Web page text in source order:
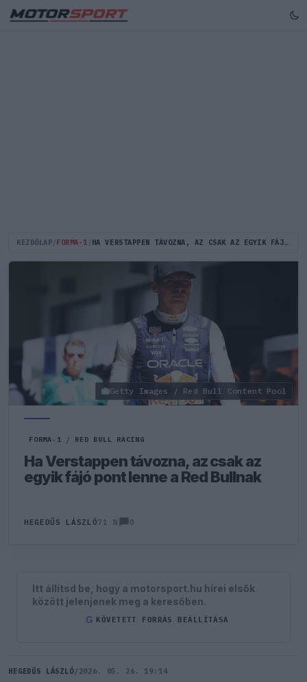
KEZDŐLAP FORMA-1 HA VERSTAPPEN TÁVOZNA, AZ CSAK AZ EGYIK FÁJÓ PONT LENNE A RED BULLNAK
Getty Images / Red Bull Content Pool
FORMA-1 / RED BULL RACING
Ha Verstappen távozna, az csak az
egyik fájó pont lenne a Red Bullnak
HEGEDŰS LÁSZLÓ71 N 0
Itt állítsd be, hogy a motorsport.hu hírei elsők
között jelenjenek meg a keresőben.
G KÖVETETT FORRÁS BEÁLLÍTÁSA
HEGEDŰS LÁSZLÓ/ 2026. 05. 26. 19:14